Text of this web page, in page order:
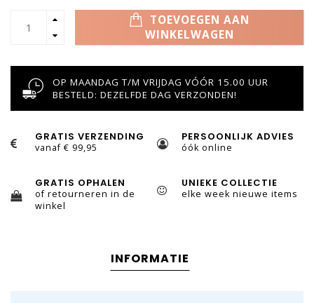
TOEVOEGEN AAN
WINKELWAGEN
OP MAANDAG T/M VRIJDAG VÓÓR 15.00 UUR
BESTELD: DEZELFDE DAG VERZONDEN!
GRATIS VERZENDING
vanaf € 99,95
PERSOONLIJK ADVIES
óók online
GRATIS OPHALEN
of retourneren in de
winkel
UNIEKE COLLECTIE
elke week nieuwe items
INFORMATIE